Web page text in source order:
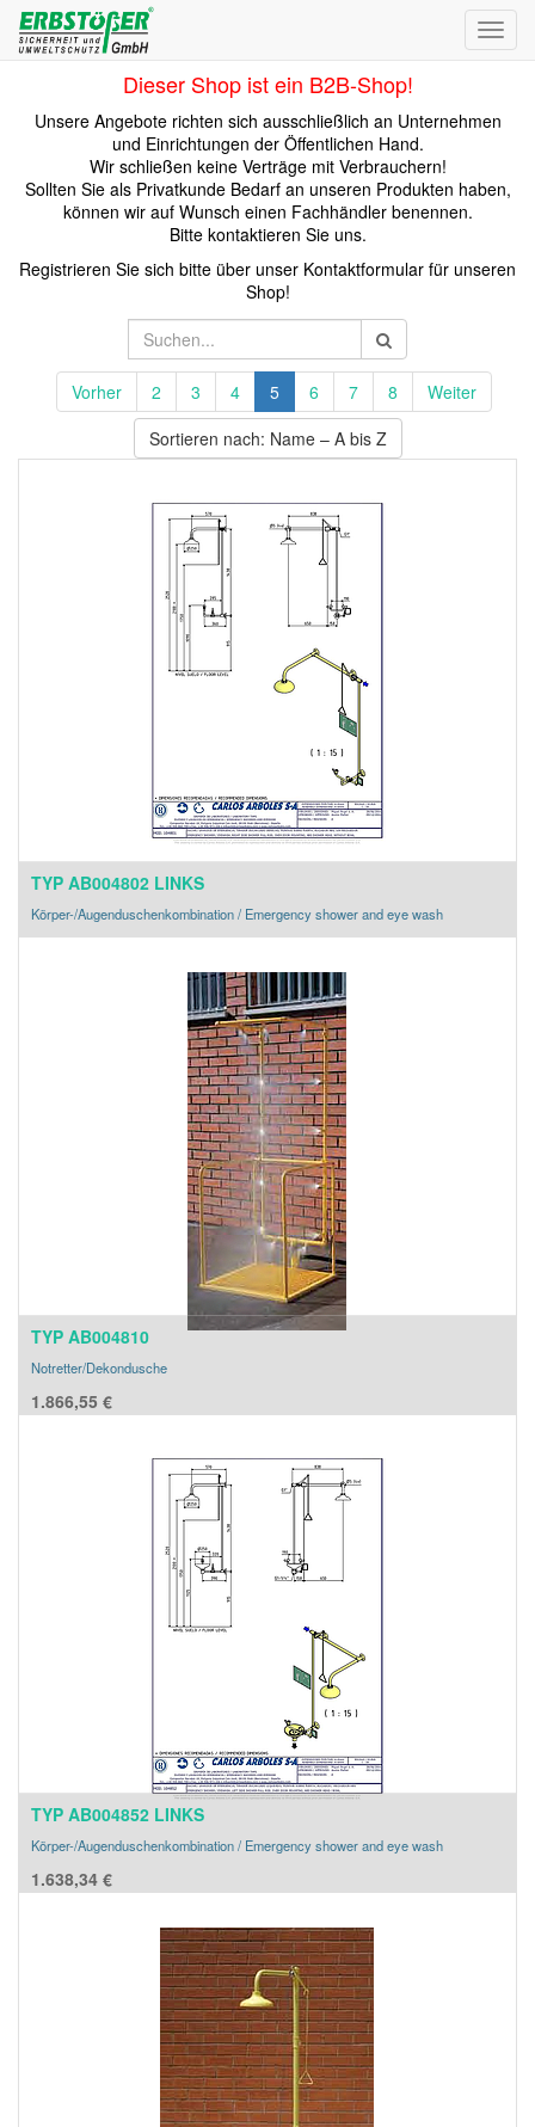
Dieser Shop ist ein B2B-Shop!
Unsere Angebote richten sich ausschließlich an Unternehmen
und Einrichtungen der Öffentlichen Hand.
Wir schließen keine Verträge mit Verbrauchern!
Sollten Sie als Privatkunde Bedarf an unseren Produkten haben,
können wir auf Wunsch einen Fachhändler benennen.
Bitte kontaktieren Sie uns.
Registrieren Sie sich bitte über unser Kontaktformular für unseren
Shop!
Vorher 2 3 4 5 6 7 8
Weiter
Sortieren nach: Name – A bis Z
TYP AB004802 LINKS
Körper-/Augenduschenkombination / Emergency shower and eye wash
TYP AB004810
Notretter/Dekondusche
1.866,55 €
TYP AB004852 LINKS
Körper-/Augenduschenkombination / Emergency shower and eye wash
1.638,34 €